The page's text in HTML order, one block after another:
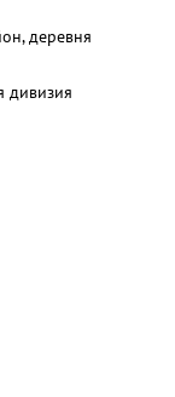
деревня
дивизия